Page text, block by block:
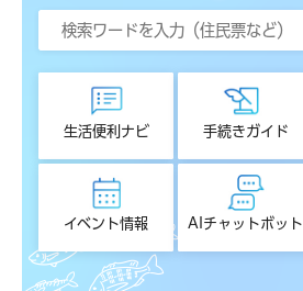
生活便利ナビ 手続きガイド
イベント情報 AIチャットボット